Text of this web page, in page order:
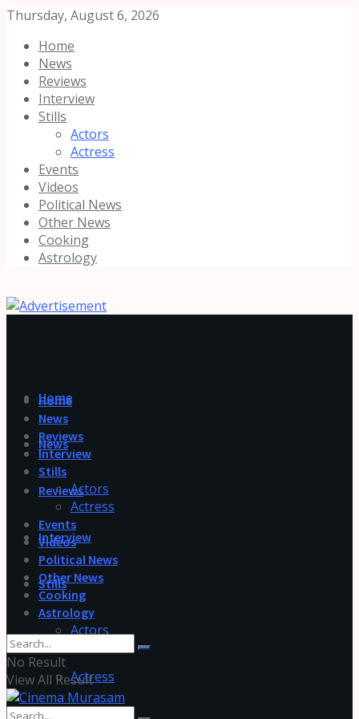
Thursday, August 6, 2026
Home
News
Reviews
Interview
Stills
Actors
Actress
Events
Videos
Political News
Other News
Cooking
Astrology
Home
News
Reviews
Interview
Stills
Actors
Actress
Home
News
Reviews
Interview
Stills
Actors
Actress
Events
Videos
Political News
Other News
Cooking
Astrology
No Result
View All Result